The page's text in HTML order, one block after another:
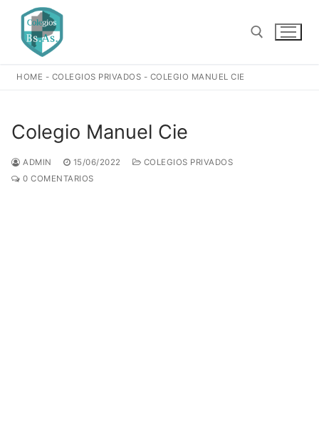
contenido
HOME - COLEGIOS PRIVADOS - COLEGIO MANUEL CIE
Colegio Manuel Cie
ADMIN 15/06/2022
COLEGIOS PRIVADOS
0 COMENTARIOS